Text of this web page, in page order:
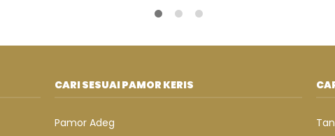
CARI SESUAI PAMOR KERIS
Pamor Adeg